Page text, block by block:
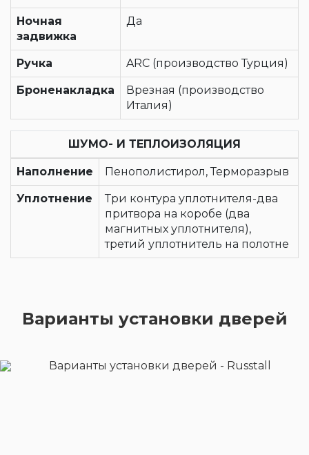
Ночная
задвижка
Да
Ручка ARC (производство Турция)
Броненакладка
Врезная (производство
Италия)
ШУМО- И ТЕПЛОИЗОЛЯЦИЯ
Наполнение Пенополистирол, Терморазрыв
Уплотнение
Три контура уплотнителя-два
притвора на коробе (два
магнитных уплотнителя),
третий уплотнитель на полотне
Варианты установки дверей